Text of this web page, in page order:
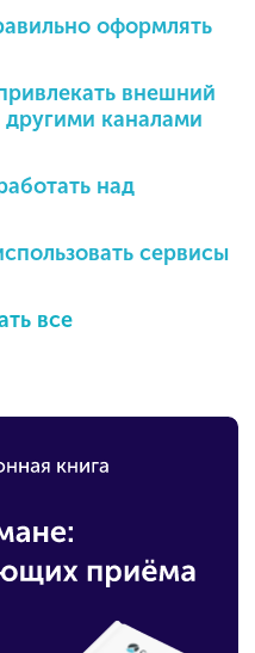
оформлять
внешний
другими каналами
над
сервисы
все